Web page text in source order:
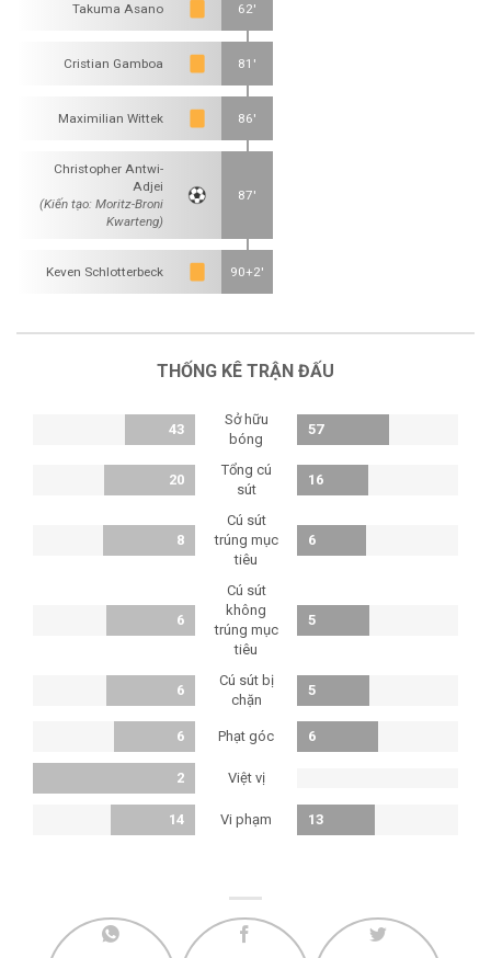
Takuma Asano 62'
Cristian Gamboa 81'
Maximilian Wittek 86'
Christopher Antwi-
Adjei
(Kiến tạo: Moritz-Broni
Kwarteng)
87'
Keven Schlotterbeck 90+2'
THỐNG KÊ TRẬN ĐẤU
43
Sở hữu
bóng
57
20
Tổng cú
sút
16
8
Cú sút
trúng mục
tiêu
6
6
Cú sút
không
trúng mục
tiêu
5
6
Cú sút bị
chặn
5
6 Phạt góc 6
2 Việt vị
14 Vi phạm 13